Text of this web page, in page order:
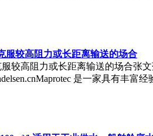
服较高阻力或长距离输送的场合
较高阻力或长距离输送的场合张文
是一家具有丰富经